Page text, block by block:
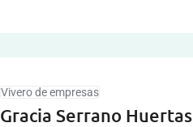
Vivero de empresas
Gracia Serrano Huertas